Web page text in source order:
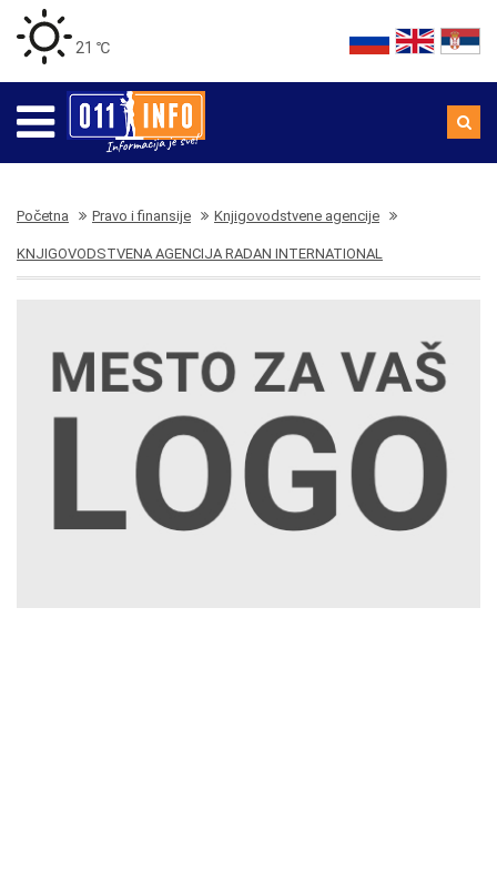
21 ℃
Početna Pravo i finansije Knjigovodstvene agencije
KNJIGOVODSTVENA AGENCIJA RADAN INTERNATIONAL